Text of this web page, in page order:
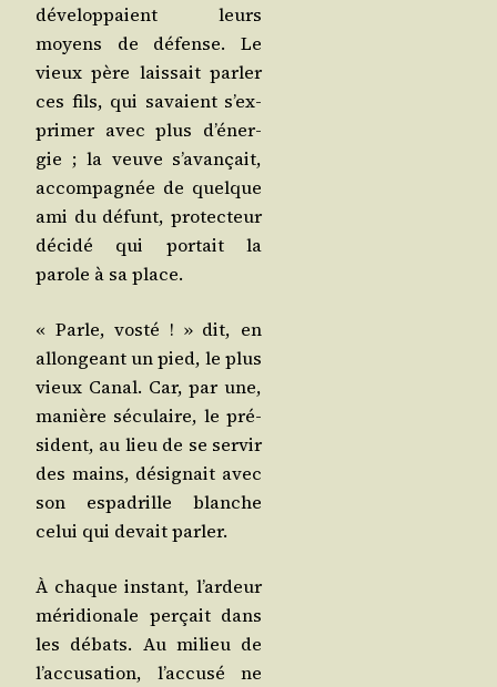
déve­lop­paient leurs
moyens de défense. Le
vieux père lais­sait par­ler
ces fils, qui savaient s’ex­
pri­mer avec plus d’éner­
gie ; la veuve s’a­van­çait,
accom­pa­gnée de quelque
ami du défunt, pro­tec­teur
déci­dé qui por­tait la
parole à sa place.
« Parle, vos­té ! » dit, en
allon­geant un pied, le plus
vieux Canal. Car, par une,
manière sécu­laire, le pré­
sident, au lieu de se ser­vir
des mains, dési­gnait avec
son espa­drille blanche
celui qui devait parler.
À chaque ins­tant, l’ar­deur
méri­dio­nale per­çait dans
les débats. Au milieu de
l’ac­cu­sa­tion, l’ac­cu­sé ne